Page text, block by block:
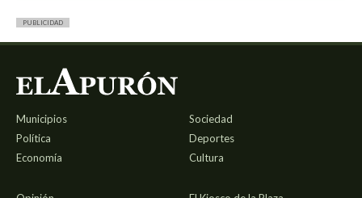
PUBLICIDAD
Municipios
Política
Economía
Sociedad
Deportes
Cultura